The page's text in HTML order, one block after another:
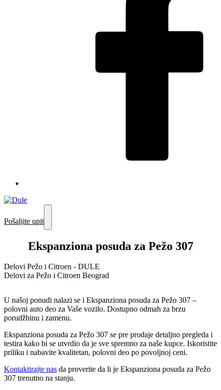
Pošaljite upit
Ekspanziona posuda za Pežo 307
Delovi Pežo i Citroen - DULE
Delovi za Pežo i Citroen Beograd
U našoj ponudi nalazi se i Ekspanziona posuda za Pežo 307 –
polovni auto deo za Vaše vozilo. Dostupno odmah za brzu
porudžbinu i zamenu.
Ekspanziona posuda za Pežo 307 se pre prodaje detaljno pregleda i
testira kako bi se utvrdio da je sve spremno za naše kupce. Iskoristite
priliku i nabavite kvalitetan, polovni deo po povoljnoj ceni.
Kontaktirajte nas da proverite da li je Ekspanziona posuda za Pežo
307 trenutno na stanju.